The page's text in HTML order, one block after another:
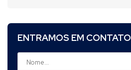
ENTRAMOS EM CONTATO